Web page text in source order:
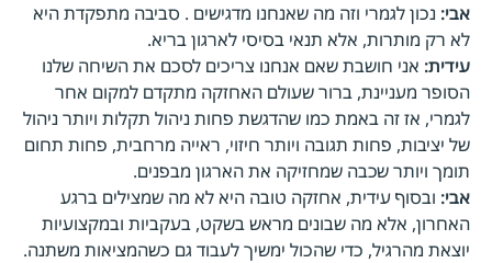
אבי: נכון לגמרי וזה מה שאנחנו מדגישים . סביבה מתפקדת היא
לא רק מותרות, אלא תנאי בסיסי לארגון בריא.
עידית: אני חושבת שאם אנחנו צריכים לסכם את השיחה שלנו
הסופר מעניינת, ברור שעולם האחזקה מתקדם למקום אחר
לגמרי, אז זה באמת כמו שהדגשת פחות ניהול תקלות ויותר ניהול
של יציבות, פחות תגובה ויותר חיזוי, ראייה מרחבית, פחות תחום
תומך ויותר שכבה שמחזיקה את הארגון מבפנים.
אבי: ובסוף עידית, אחזקה טובה היא לא מה שמצילים ברגע
האחרון, אלא מה שבונים מראש בשקט, בעקביות ובמקצועיות
יוצאת מהרגיל, כדי שהכול ימשיך לעבוד גם כשהמציאות משתנה.